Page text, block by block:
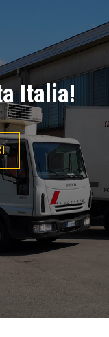
Italia!